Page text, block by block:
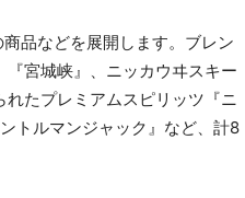
品などを展開します。ブレン
宮城峡』、ニッカウヰスキー
たプレミアムスピリッツ『ニ
トルマンジャック』など、計8